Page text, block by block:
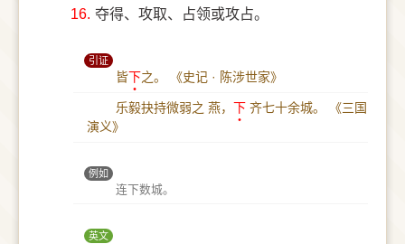
16. 夺得、攻取、占领或攻占。
引证
皆下之。 《史记 · 陈涉世家》
乐毅抉持微弱之 燕， 下 齐七十余城。
《三国
演义》
例如
连下数城。
英文